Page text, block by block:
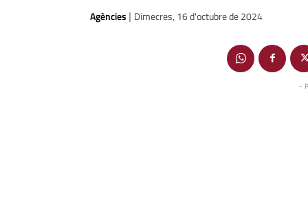
Agències | Dimecres, 16 d'octubre de 2024
-